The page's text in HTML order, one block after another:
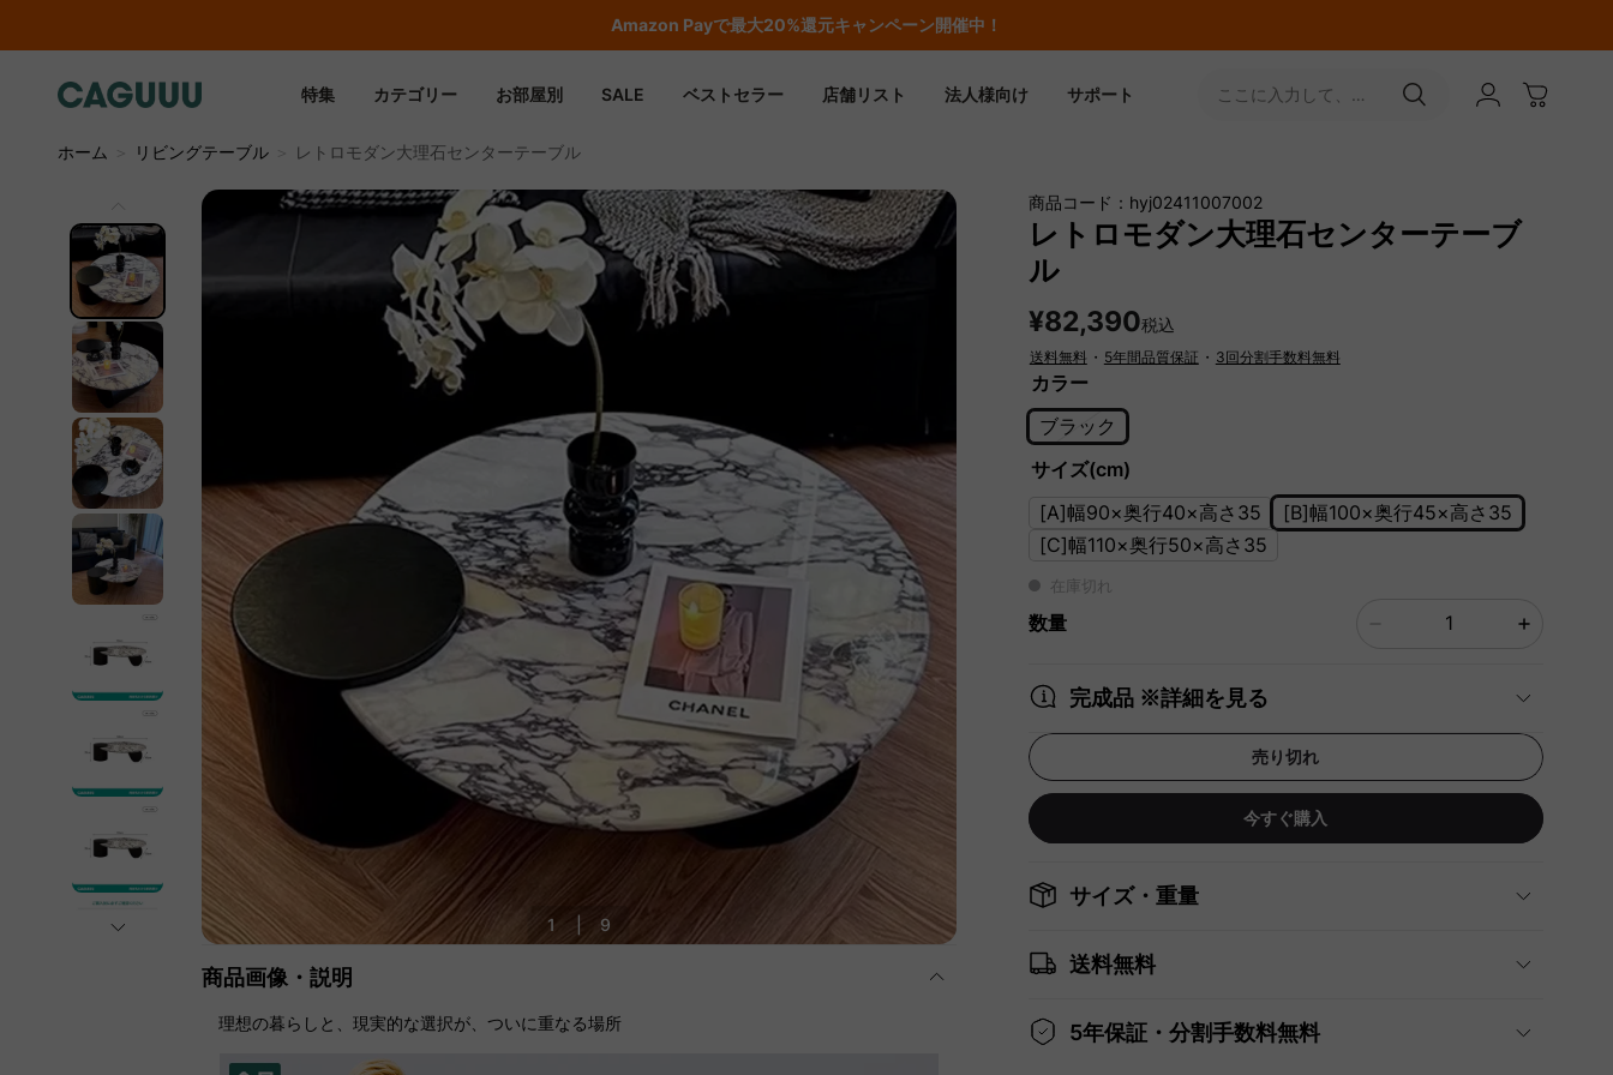
期間限定フラッシュセール！最大50％OFF
特集 カテゴリー お部屋別 SALE ベストセラー 店舗リスト 法人様向け サポート
ここに入力して、
ホーム
リビングテーブル レトロモダン大理石センターテーブル
1 9
商品画像・説明
理想の暮らしと、現実的な選択が、ついに重なる場所
商品コード：hyj02411007002
レトロモダン大理石センターテーブ
ル
¥82,390税込
送料無料 ・ 5年間品質保証 ・ 3回分割手数料無料
カラー
ブラック
サイズ(cm)
[A]幅90×奥行40×高さ35
[B]幅100×奥行45×高さ35
[C]幅110×奥行50×高さ35
在庫切れ
数量
完成品 ※詳細を見る
売り切れ
今すぐ購入
サイズ・重量
送料無料
5年保証・分割手数料無料